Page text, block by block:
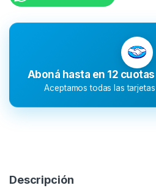
Aboná hasta en 12
Aceptamos todas las
Descripción